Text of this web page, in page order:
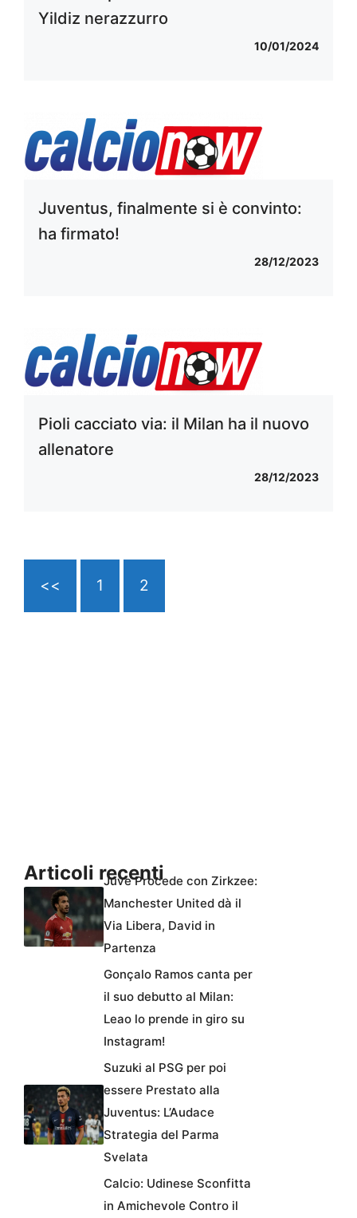
Yildiz nerazzurro
10/01/2024
Juventus, finalmente si è convinto:
ha firmato!
28/12/2023
Pioli cacciato via: il Milan ha il nuovo
allenatore
28/12/2023
<< 1 2
Articoli recentiJuve Procede con Zirkzee:
Manchester United dà il
Via Libera, David in
Partenza
Gonçalo Ramos canta per
il suo debutto al Milan:
Leao lo prende in giro su
Instagram!
Suzuki al PSG per poi
essere Prestato alla
Juventus: L’Audace
Strategia del Parma
Svelata
Calcio: Udinese Sconfitta
in Amichevole Contro il